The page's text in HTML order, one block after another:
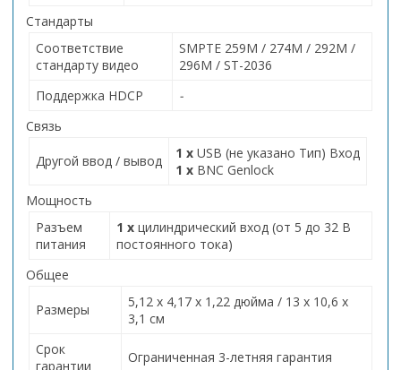
Стандарты
Соответствие
стандарту видео
SMPTE 259M / 274M / 292M /
296M / ST-2036
Поддержка HDCP
-
Связь
Другой ввод / вывод 1 х USB (не указано Тип) Вход
1 х BNC Genlock
Мощность
Разъем
питания
1 х цилиндрический вход (от 5 до 32 В
постоянного тока)
Общее
Размеры
5,12 x 4,17 x 1,22 дюйма / 13 x 10,6 x
3,1 см
Срок
гарантии
Ограниченная 3-летняя гарантия